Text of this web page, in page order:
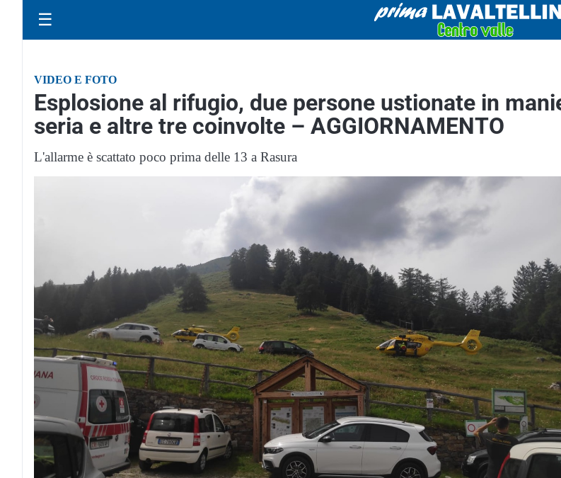
☰
VIDEO E FOTO
Esplosione al rifugio, due persone ustionate in
seria e altre tre coinvolte – AGGIORNAMENTO
L'allarme è scattato poco prima delle 13 a Rasura